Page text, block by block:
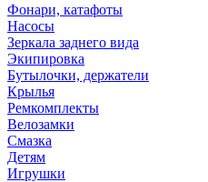
Фонари, катафоты
Насосы
Зеркала заднего вида
Экипировка
Бутылочки, держатели
Крылья
Ремкомплекты
Велозамки
Смазка
Детям
Игрушки